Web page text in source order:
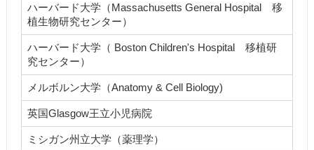
ハーバード大学（Massachusetts General Hospital 移
植生物研究センター）
ハーバード大学（ Boston Children's Hospital 移植研
究センター）
メルボルン大学（Anatomy & Cell Biology)
英国Glasgow王立小児病院
ミシガン州立大学（薬理学）